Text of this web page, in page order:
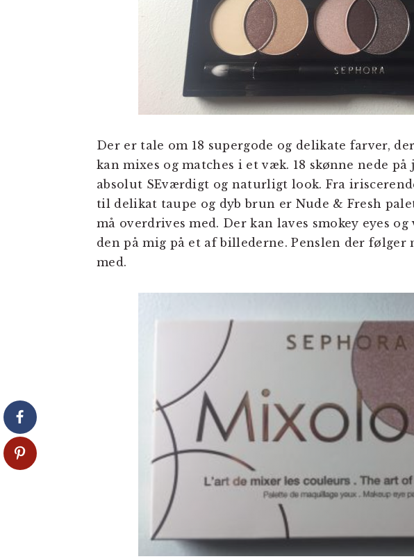
Der er tale om 18 supergode og delikate farver,
kan mixes og matches i et væk. 18 skønne nede
absolut SEværdigt og naturligt look. Fra
til delikat taupe og dyb brun er Nude & Fresh
må overdrives med. Der kan laves smokey eyes
den på mig på et af billederne. Penslen der følger
med.